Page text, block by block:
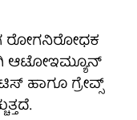
ರೋಗನಿರೋಧಕ
ಆಟೋಇಮ್ಯೂನ್
ಹಾಗೂ ಗ್ರೇವ್ಸ್